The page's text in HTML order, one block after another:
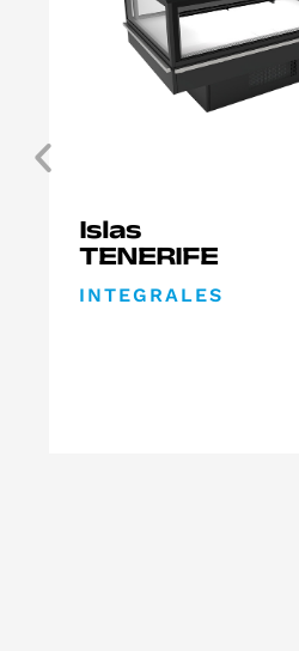
Islas
TENERIFE
INTEGRALES